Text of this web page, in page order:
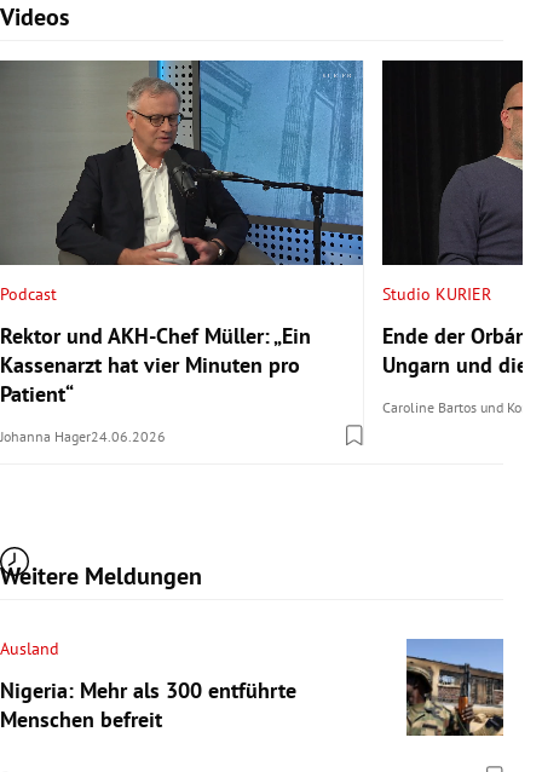
Videos
Slide 1 von 7
Podcast
Rektor und AKH-Chef Müller: „Ein
Kassenarzt hat vier Minuten pro
Patient“
Johanna Hager24.06.2026
Studio KURIER
Ende der
Ungarn und die
Caroline Bartos und
Weitere Meldungen
Ausland
Nigeria: Mehr als 300 entführte
Menschen befreit